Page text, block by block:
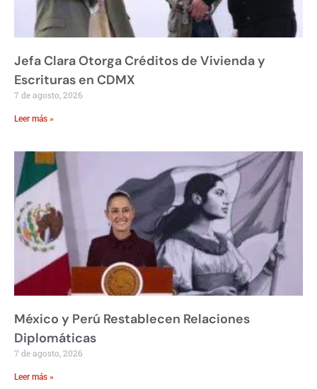
Jefa Clara Otorga Créditos de Vivienda y
Escrituras en CDMX
7 de agosto, 2026
Leer más »
México y Perú Restablecen Relaciones
Diplomáticas
7 de agosto, 2026
Leer más »